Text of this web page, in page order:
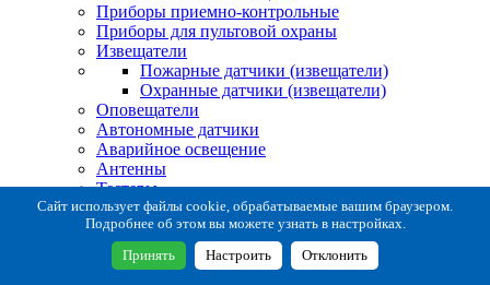
Приборы приемно-контрольные
Приборы для пультовой охраны
Извещатели
Пожарные датчики (извещатели)
Охранные датчики (извещатели)
Оповещатели
Автономные датчики
Аварийное освещение
Антенны
Тестеры
Система сбора извещений
Расходные и монтажные материалы
Коробки коммутационные
Кронштейны для извещателей
Сайт использует файлы cookie, обрабатываемые вашим браузером.
Подробнее об этом вы можете узнать в настройках.
Принять Настроить Отклонить